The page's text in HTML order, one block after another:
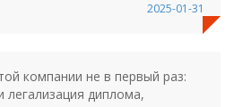
2025-01-31
компании не в первый раз:
легализация диплома,